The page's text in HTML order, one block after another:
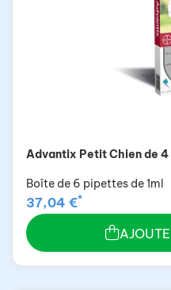
Advantix Petit Chien de 4
Boîte de 6 pipettes de 1ml
37,04 €*